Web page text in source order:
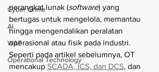
Cyber Crime
AI
WAF
Operational Technology
perangkat lunak (software) yang
bertugas untuk mengelola, memantau
hingga mengendalikan peralatan
operasional atau fisik pada industri.
Seperti pada artikel sebelumnya, OT
mencakup SCADA, ICS, dan DCS, dan